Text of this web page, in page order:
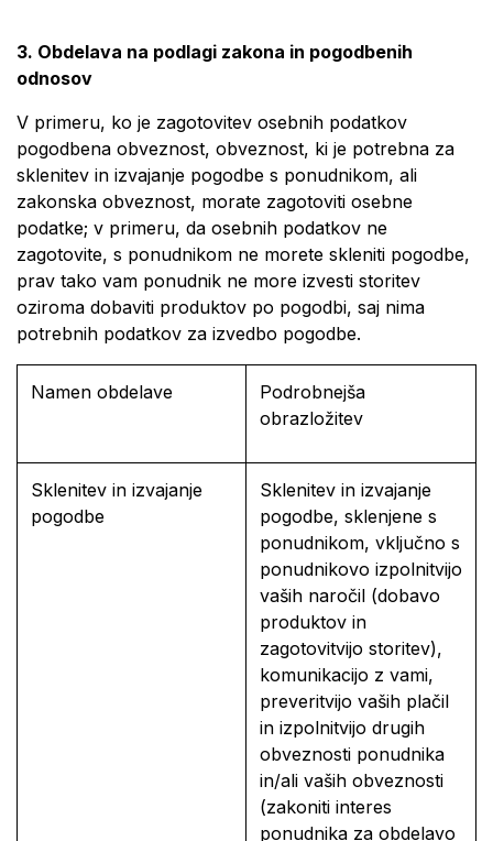
3. Obdelava na podlagi zakona in pogodbenih
odnosov
V primeru, ko je zagotovitev osebnih podatkov
pogodbena obveznost, obveznost, ki je potrebna za
sklenitev in izvajanje pogodbe s ponudnikom, ali
zakonska obveznost, morate zagotoviti osebne
podatke; v primeru, da osebnih podatkov ne
zagotovite, s ponudnikom ne morete skleniti pogodbe,
prav tako vam ponudnik ne more izvesti storitev
oziroma dobaviti produktov po pogodbi, saj nima
potrebnih podatkov za izvedbo pogodbe.
Namen obdelave
Podrobnejša
obrazložitev
Sklenitev in izvajanje
pogodbe
Sklenitev in izvajanje
pogodbe, sklenjene s
ponudnikom, vključno s
ponudnikovo izpolnitvijo
vaših naročil (dobavo
produktov in
zagotovitvijo storitev),
komunikacijo z vami,
preveritvijo vaših plačil
in izpolnitvijo drugih
obveznosti ponudnika
in/ali vaših obveznosti
(zakoniti interes
ponudnika za obdelavo